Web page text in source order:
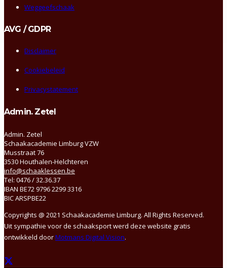
Weggeefschaak
AVG / GDPR
Disclaimer
Cookiebeleid
Privacystatement
Admin. Zetel
Admin. Zetel
Schaakacademie Limburg VZW
Musstraat 76
3530 Houthalen-Helchteren
info@schaaklessen.be
Tel: 0476 / 32.36.37
IBAN BE72 9796 2299 3316
BIC ARSPBE22
Copyrights @ 2021 Schaakacademie Limburg. All Rights Reserved.
Uit sympathie voor de schaaksport werd deze website gratis
ontwikkeld doorMotmans Digital Vision.